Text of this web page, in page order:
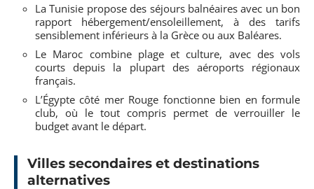
La Tunisie propose des séjours balnéaires avec un bon
rapport hébergement/ensoleillement, à des tarifs
sensiblement inférieurs à la Grèce ou aux Baléares.
Le Maroc combine plage et culture, avec des vols
courts depuis la plupart des aéroports régionaux
français.
L’Égypte côté mer Rouge fonctionne bien en formule
club, où le tout compris permet de verrouiller le
budget avant le départ.
Villes secondaires et destinations
alternatives